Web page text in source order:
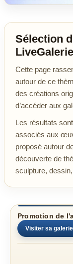
Sélection
LiveGalerie
Cette page
autour de ce
des créations
d’accéder aux
Les résultats
associés aux
proposé autour
découverte de
sculpture,
Promotion de
Visiter sa galerie